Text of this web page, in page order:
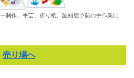
制作、手芸、折り紙、認知症予防の手作業に
売り場へ